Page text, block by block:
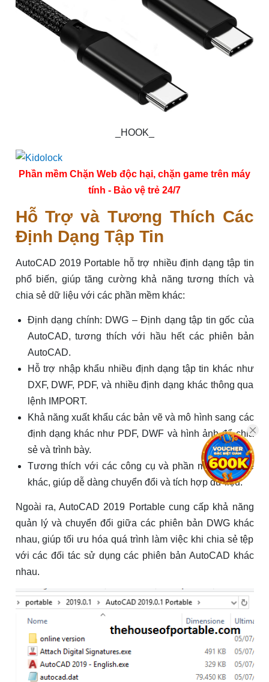
_HOOK_
Phần mềm Chặn Web độc hại, chặn game trên máy
tính - Bảo vệ trẻ 24/7
Hỗ Trợ và Tương Thích Các
Định Dạng Tập Tin
AutoCAD 2019 Portable hỗ trợ nhiều định dạng tập tin
phổ biến, giúp tăng cường khả năng tương thích và
chia sẻ dữ liệu với các phần mềm khác:
Định dạng chính: DWG – Định dạng tập tin gốc của
AutoCAD, tương thích với hầu hết các phiên bản
AutoCAD.
Hỗ trợ nhập khẩu nhiều định dạng tập tin khác như
DXF, DWF, PDF, và nhiều định dạng khác thông qua
lệnh IMPORT.
Khả năng xuất khẩu các bản vẽ và mô hình sang các
định dạng khác như PDF, DWF và hình ảnh để chia
sẻ và trình bày.
Tương thích với các công cụ và phần mềm thiết kế
khác, giúp dễ dàng chuyển đổi và tích hợp dữ liệu.
Ngoài ra, AutoCAD 2019 Portable cung cấp khả năng
quản lý và chuyển đổi giữa các phiên bản DWG khác
nhau, giúp tối ưu hóa quá trình làm việc khi chia sẻ tệp
với các đối tác sử dụng các phiên bản AutoCAD khác
nhau.